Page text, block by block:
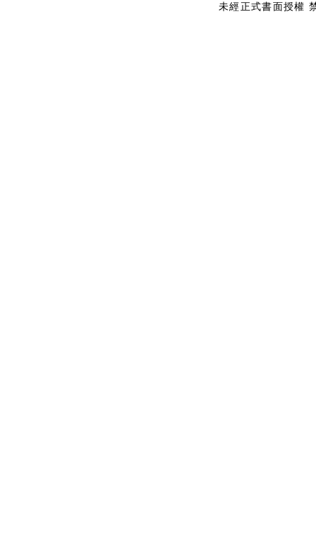
未經正式書面授權